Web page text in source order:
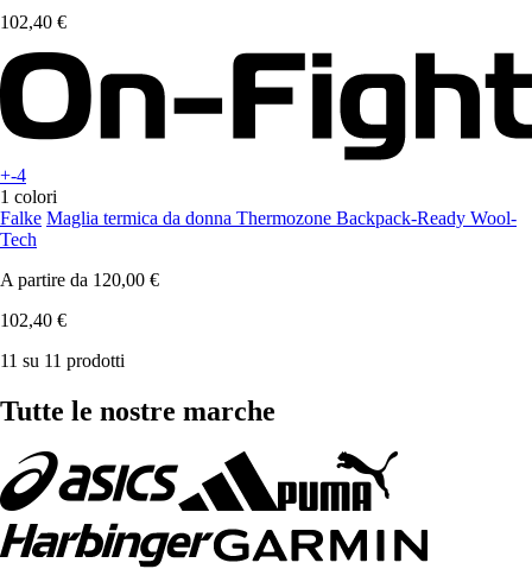
102,40 €
+-4
1 colori
Falke Maglia termica da donna Thermozone Backpack-Ready Wool-
Tech
A partire da 120,00 €
102,40 €
11 su 11 prodotti
Tutte le nostre marche